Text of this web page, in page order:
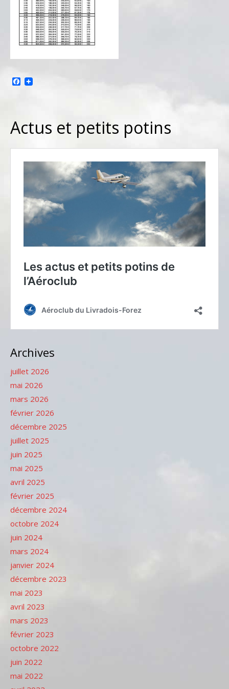
Facebook
Actus et petits potins
Archives
juillet 2026
mai 2026
mars 2026
février 2026
décembre 2025
juillet 2025
juin 2025
mai 2025
avril 2025
février 2025
décembre 2024
octobre 2024
juin 2024
mars 2024
janvier 2024
décembre 2023
mai 2023
avril 2023
mars 2023
février 2023
octobre 2022
juin 2022
mai 2022